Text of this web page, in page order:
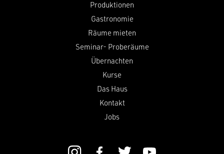
Produktionen
Gastronomie
Räume mieten
Seminar- Proberäume
Übernachten
Kurse
Das Haus
Kontakt
Jobs